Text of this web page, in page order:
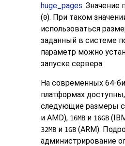
huge_pages. Значение
(0). При таком
использоваться
заданный в системе
параметр можно
запуске сервера.
На современных 64-
платформах
следующие размеры
и AMD), 16MB и 16GB
32MB и 1GB (ARM).
администрирование